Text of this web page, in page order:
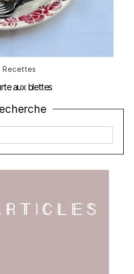
Catégories
Recettes
aux blettes
10 novembre 2011